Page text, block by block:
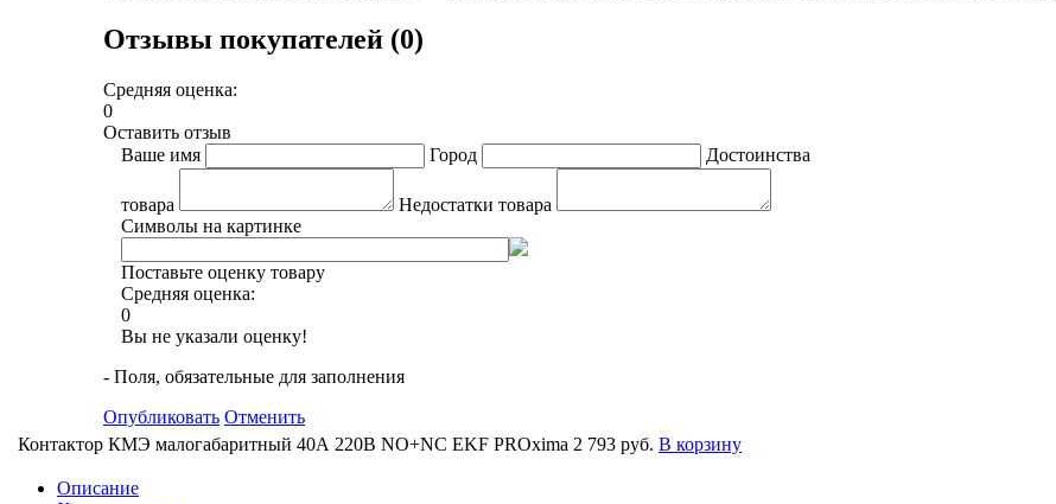
Отзывы покупателей (0)
Средняя оценка:
0
Оставить отзыв
Ваше имя
Город Достоинства
товара
Недостатки товара
Символы на картинке
Поставьте оценку товару
Средняя оценка:
0
Вы не указали оценку!
- Поля, обязательные для заполнения
Опубликовать Отменить
Контактор КМЭ малогабаритный 40А 220В NO+NC EKF PROxima 2 793 руб. В корзину
Описание